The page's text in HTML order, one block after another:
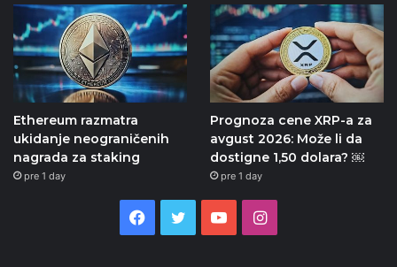
Ethereum razmatra
ukidanje neograničenih
nagrada za staking
pre 1 day
Prognoza cene XRP-a za
avgust 2026: Može li da
dostigne 1,50 dolara? ￼
pre 1 day
Facebook
TwitterYouTubeInstagram